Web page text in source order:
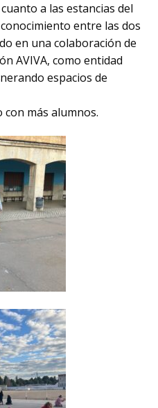
a las estancias del
entre las dos
en una colaboración de
AVIVA, como entidad
espacios de
más alumnos.